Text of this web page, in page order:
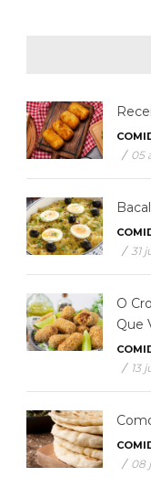
/ 05
/ 31
O
Que
/ 13
/ 08